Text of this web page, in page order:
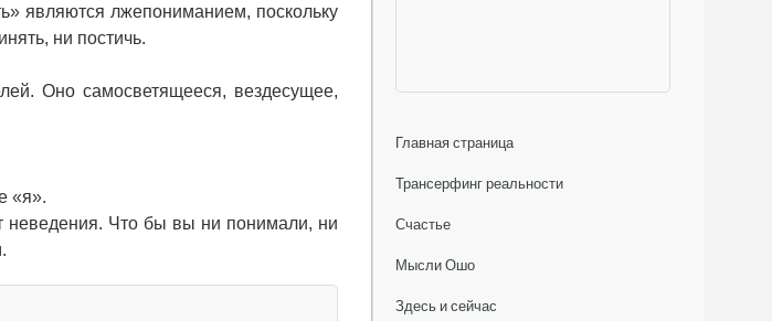
являются лжепониманием, поскольку
ни постичь.
Оно самосветящееся, вездесущее,
«я».
неведения. Что бы вы ни понимали, ни
Главная страница
Трансерфинг реальности
Счастье
Мысли Ошо
Здесь и сейчас